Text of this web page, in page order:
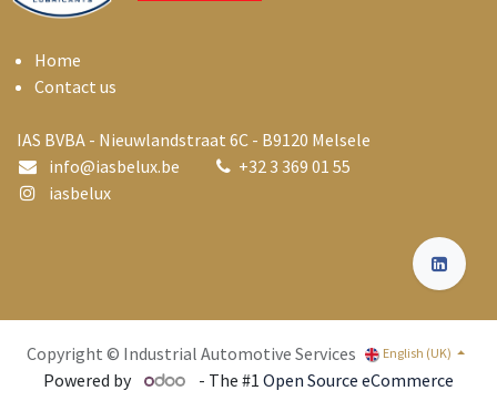
Home
Contact us
IAS BVBA - Nieuwlandstraat 6C - B9120 Melsele
info@iasbelux.be +32 3 369 01 55
iasbelux
Copyright © Industrial Automotive Services English (UK)
Powered by - The #1 Open Source eCommerce